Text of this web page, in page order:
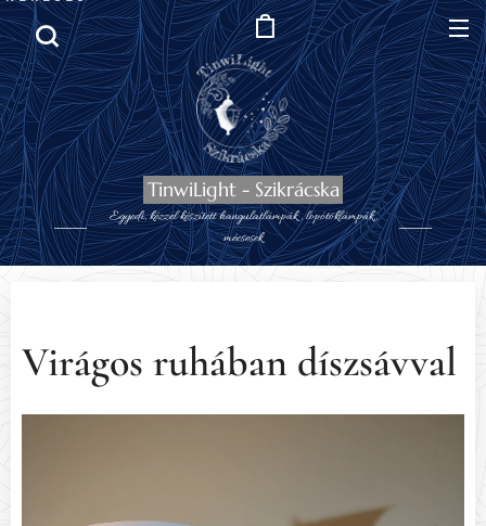
TinwiLight - Szikrácska
Egyedi, kézzel készített hangulatlámpák , lopótöklámpák,,
mécsesek
Virágos ruhában díszsávval